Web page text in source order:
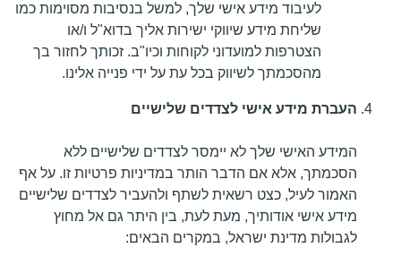
לעיבוד מידע אישי שלך, למשל בנסיבות מסוימות כמו
שליחת מידע שיווקי ישירות אליך בדוא"ל ו/או
הצטרפות למועדוני לקוחות וכיו"ב. זכותך לחזור בך
מהסכמתך לשיווק בכל עת על ידי פנייה אלינו.
העברת מידע אישי לצדדים שלישיים
המידע האישי שלך לא יימסר לצדדים שלישיים ללא
הסכמתך, אלא אם הדבר הותר במדיניות פרטיות זו. על אף
האמור לעיל, כצט רשאית לשתף ולהעביר לצדדים שלישיים
מידע אישי אודותיך, מעת לעת, בין היתר גם אל מחוץ
לגבולות מדינת ישראל, במקרים הבאים: